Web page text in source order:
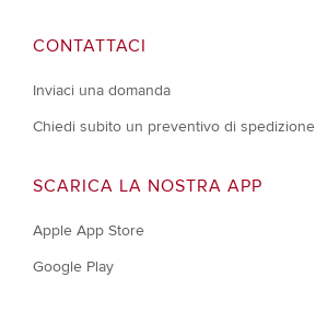
CONTATTACI
Inviaci una domanda
Chiedi subito un preventivo di spedizione
SCARICA LA NOSTRA APP
Apple App Store
Google Play